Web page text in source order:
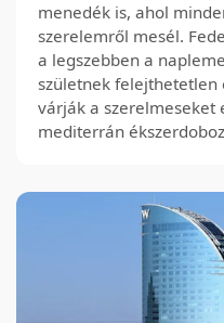
menedék is, ahol
szerelemről mesél.
a legszebben a
születnek
várják a szerelmeseket
mediterrán